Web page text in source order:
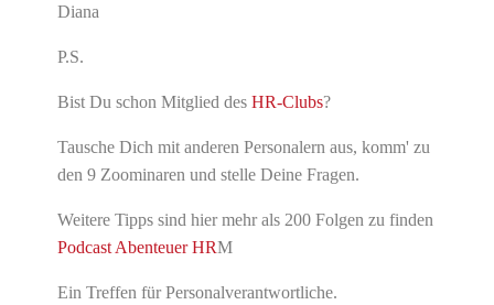
Diana
P.S.
Bist Du schon Mitglied des HR-Clubs?
Tausche Dich mit anderen Personalern aus, komm' zu
den 9 Zoominaren und stelle Deine Fragen.
Weitere Tipps sind hier mehr als 200 Folgen zu finden
Podcast Abenteuer HRM
Ein Treffen für Personalverantwortliche.